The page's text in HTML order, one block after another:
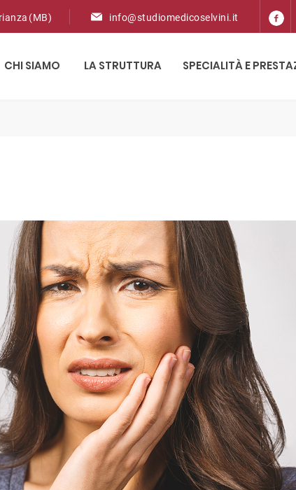
(MB) info@studiomedicoselvini.it
CHI SIAMO LA STRUTTURA SPECIALITÀ E